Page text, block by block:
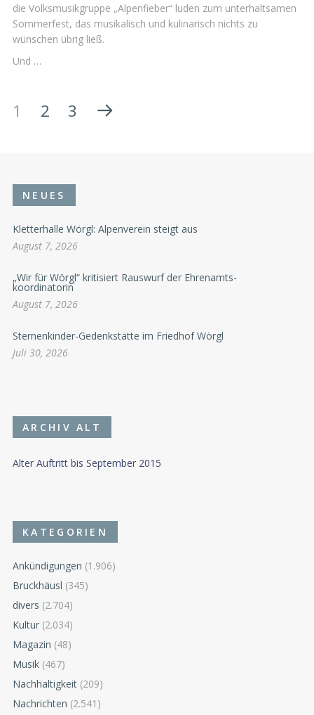
die Volksmusikgruppe „Alpenfieber“ luden zum unterhaltsamen
Sommerfest, das musikalisch und kulinarisch nichts zu
wünschen übrig ließ.
Und …
1 2 3
NEUES
Kletterhalle Wörgl: Alpenverein steigt aus
August 7, 2026
„Wir für Wörgl“ kritisiert Rauswurf der Ehrenamts-
koordinatorin
August 7, 2026
Sternenkinder-Gedenkstätte im Friedhof Wörgl
Juli 30, 2026
ARCHIV ALT
Alter Auftritt bis September 2015
KATEGORIEN
Ankündigungen (1.906)
Bruckhäusl (345)
divers (2.704)
Kultur (2.034)
Magazin (48)
Musik (467)
Nachhaltigkeit (209)
Nachrichten (2.541)